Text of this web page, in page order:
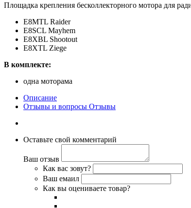
Площадка крепления бесколлекторного мотора для
E8MTL Raider
E8SCL Mayhem
E8XBL Shootout
E8XTL Ziege
В комплекте:
одна моторама
Описание
Отзывы и вопросы Отзывы
Оставьте свой комментарий
Ваш отзыв
Как вас зовут?
Ваш емаил
Как вы оцениваете товар?